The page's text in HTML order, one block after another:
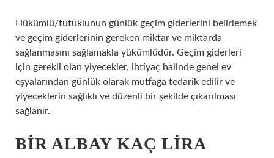
Hükümlü/tutuklunun günlük geçim giderlerini belirlemek
ve geçim giderlerinin gereken miktar ve miktarda
sağlanmasını sağlamakla yükümlüdür. Geçim giderleri
için gerekli olan yiyecekler, ihtiyaç halinde genel ev
eşyalarından günlük olarak mutfağa tedarik edilir ve
yiyeceklerin sağlıklı ve düzenli bir şekilde çıkarılması
sağlanır.
BIR ALBAY KAÇ LIRA